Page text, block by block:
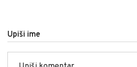
Upiši ime